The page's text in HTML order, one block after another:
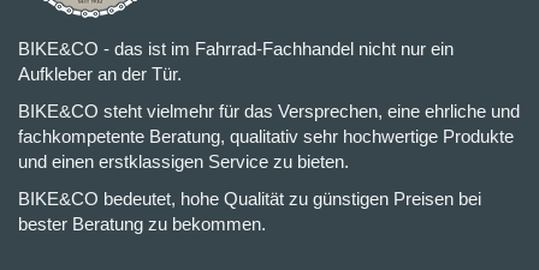
BIKE&CO - das ist im Fahrrad-Fachhandel nicht nur ein
Aufkleber an der Tür.
BIKE&CO steht vielmehr für das Versprechen, eine ehrliche und
fachkompetente Beratung, qualitativ sehr hochwertige Produkte
und einen erstklassigen Service zu bieten.
BIKE&CO bedeutet, hohe Qualität zu günstigen Preisen bei
bester Beratung zu bekommen.